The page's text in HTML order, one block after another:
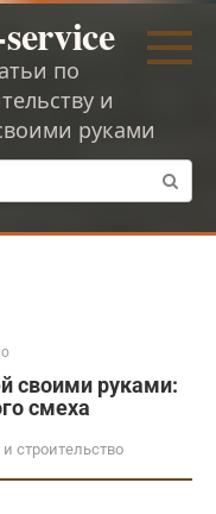
по
и
руками
своими руками:
смеха
строительство